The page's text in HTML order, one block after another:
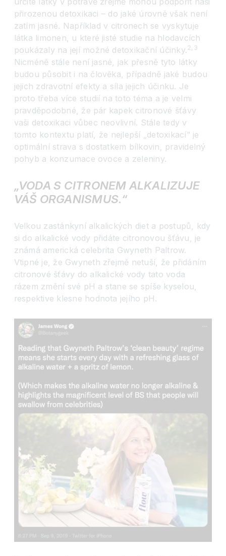
přirozenou detoxikaci – do jaké úrovně však není
zatím jasné. Například v citronech se vyskytuje
látka limonen, u které jisté studie na hlodavcích
poukázaly na její možné detoxikační účinky.2,3
Nicméně stále není jasné, jak přesně tyto látky
budou působit i na člověka, případně jaké budou
jejich zdravotní efekty a síla jejich účinku. Je
proto třeba více studií na toto téma a je velmi
pravděpodobné, že pár kapek citronové šťávy
vaši detoxikaci vůbec neovlivní. Stále tedy v
tomto kontextu platí, že nejlepší „detoxikací“ je
optimální strava s dostatkem bílkovin, pravidelný
pohyb a konzumace ovoce a zeleniny.
„VODA S CITRONEM ALKALIZUJE
VÁŠ ORGANISMUS.“
Velkou zastánkyní alkalických diet a postupů, kdy
si do alkalické vody přidáte citronovou šťávu, je
známá americká celebrita Gwyneth Paltrow.
Vtipné je, že Gwyneth zřejmě netuší, že přidáním
citronové šťávy do alkalické vody tato voda
rázem změní své pH a stane se spíše kyselou,
respektive klesne hodnota jejího pH.